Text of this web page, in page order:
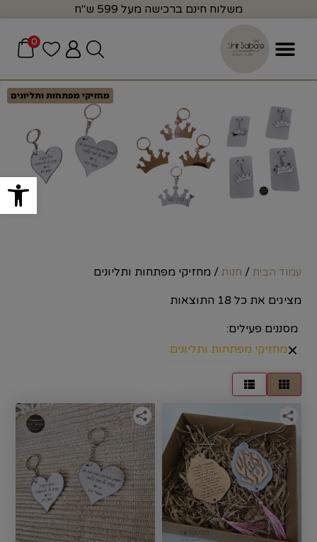
פתח
משלוח חינם ברכישה מעל 599 ש"ח
0
מחזיקי מפתחות ותליונים
עמוד הבית / חנות / מחזיקי מפתחות ותליונים
מציגים את כל ⁦18⁩ התוצאות
מסננים פעילים:
מחזיקי מפתחות ותליונים×